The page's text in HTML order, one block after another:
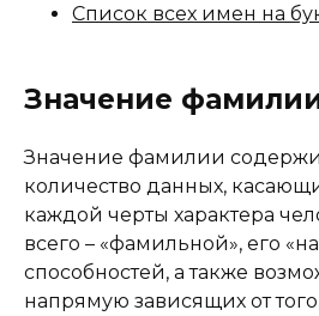
Список всех имен на
Значение
Значение фамилии
количество данных,
каждой черты характера
всего – «фамильной», его
способностей, а также
напрямую зависящих от